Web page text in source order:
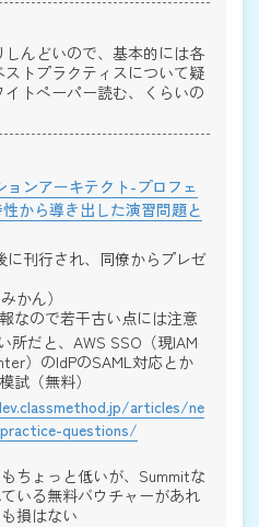
んどいので、基本的には各
トプラクティスについて疑
トペーパー読む、くらいの
ョンアーキテクト-プロフェ
から導き出した演習問題と
に刊行され、同僚からプレゼ
かん）
なので若干古い点には注意
所だと、AWS SSO（現IAM
）のIdPのSAML対応とか
試（無料）
articles/ne
questions/
ちょっと低いが、Summitな
いる無料バウチャーがあれ
損はない